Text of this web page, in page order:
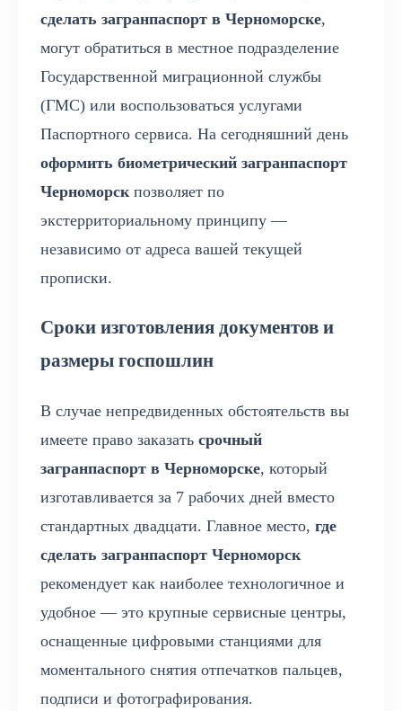
сделать загранпаспорт в Черноморске,
могут обратиться в местное подразделение
Государственной миграционной службы
(ГМС) или воспользоваться услугами
Паспортного сервиса. На сегодняшний день
оформить биометрический загранпаспорт
Черноморск позволяет по
экстерриториальному принципу —
независимо от адреса вашей текущей
прописки.
Сроки изготовления документов и
размеры госпошлин
В случае непредвиденных обстоятельств вы
имеете право заказать срочный
загранпаспорт в Черноморске, который
изготавливается за 7 рабочих дней вместо
стандартных двадцати. Главное место, где
сделать загранпаспорт Черноморск
рекомендует как наиболее технологичное и
удобное — это крупные сервисные центры,
оснащенные цифровыми станциями для
моментального снятия отпечатков пальцев,
подписи и фотографирования.